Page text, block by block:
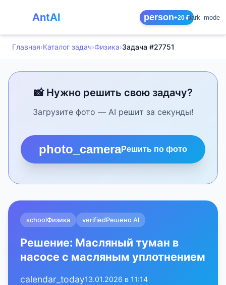
AntAI person+20 ₽dark_mode
Главная›Каталог задач›Физика›Задача #27751
📸 Нужно решить свою задачу?
Загрузите фото — AI решит за секунды!
photo_cameraРешить по фото
schoolФизика verifiedРешено AI
Решение: Масляный туман в
насосе с масляным уплотнением
calendar_today13.01.2026 в 11:14